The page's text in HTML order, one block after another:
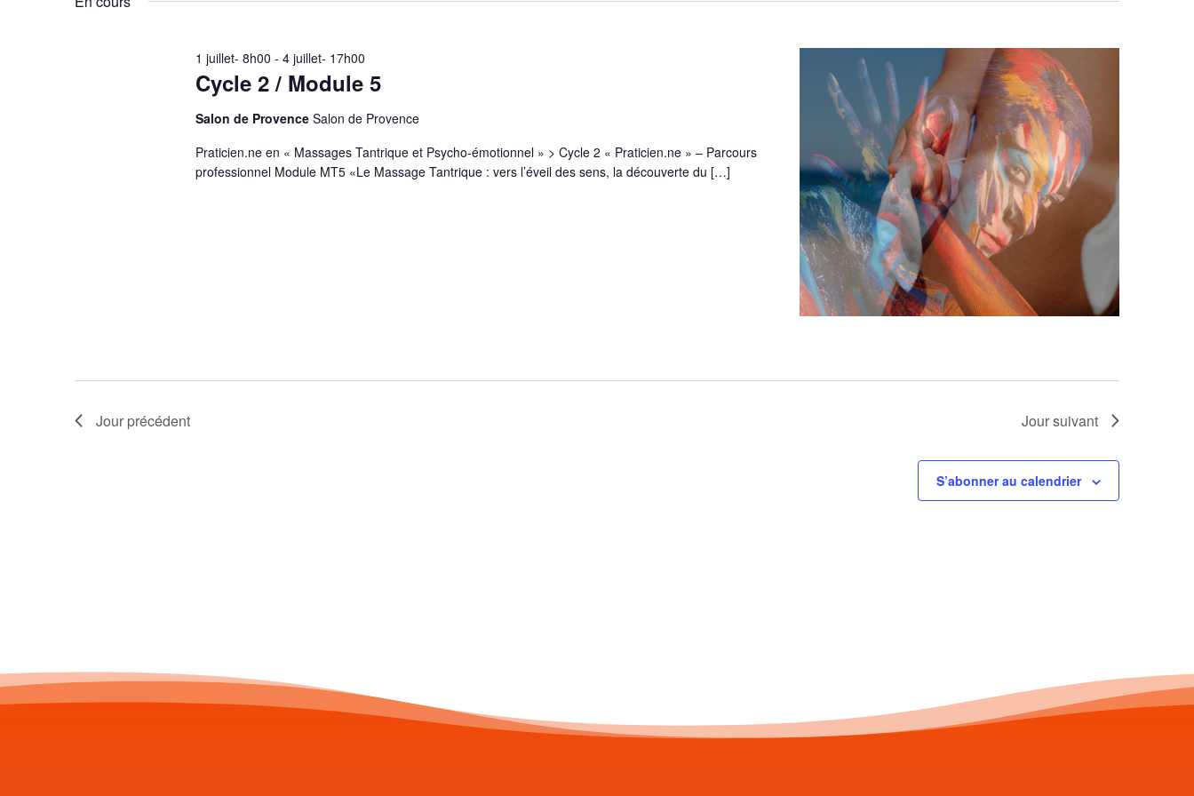
mot-
Cycle 2 / Module 5
1 juillet- 8h00 - 4 juillet- 17h00
Salon de Provence Salon de Provence
Praticien.ne en « Massages Tantrique et Psycho-émotionnel » > Cycle 2 « Praticien.ne » – Parcours
professionnel Module MT5 «Le Massage Tantrique : vers l’éveil des sens, la découverte du […]
Jour précédent Jour suivant
S’abonner au calendrier